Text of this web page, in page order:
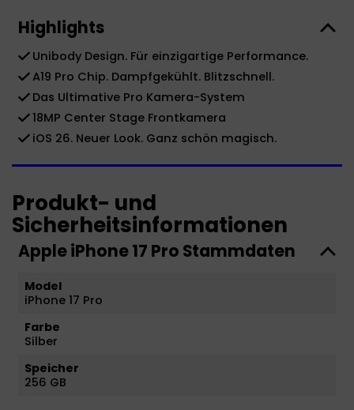
Highlights
Unibody Design. Für einzigartige Performance.
A19 Pro Chip. Dampfgekühlt. Blitzschnell.
Das Ultimative Pro Kamera-System
18MP Center Stage Frontkamera
iOS 26. Neuer Look. Ganz schön magisch.
Produkt- und
Sicherheitsinformationen
Apple iPhone 17 Pro Stammdaten
Model
iPhone 17 Pro
Farbe
Silber
Speicher
256 GB